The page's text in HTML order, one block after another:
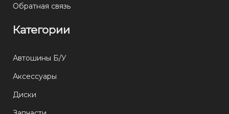
Обратная связь
Категории
Автошины Б/У
Аксессуары
Диски